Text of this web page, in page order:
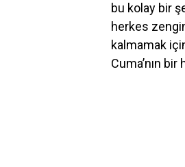
bu kolay bir
herkes
kalmamak
Cuma’nın